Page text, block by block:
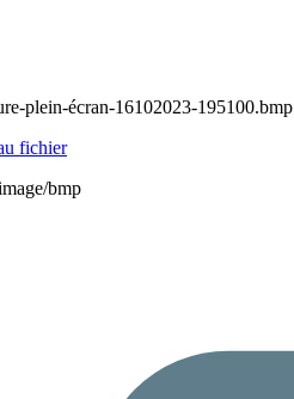
plein-écran-16102023-195100.bmp
fichier
bmp